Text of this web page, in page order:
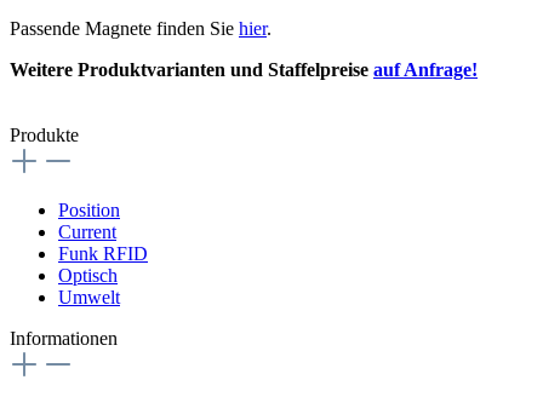
Passende Magnete finden Sie hier.
Weitere Produktvarianten und Staffelpreise auf Anfrage!
Produkte
Position
Current
Funk RFID
Optisch
Umwelt
Informationen